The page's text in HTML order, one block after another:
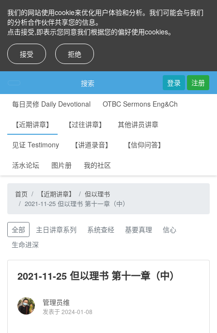
我们的网站使用cookie来优化用户体验和分析。我们可能会与我们
的分析合作伙伴共享您的信息。
点击接受,即表示您同意我们根据您的偏好使用cookies。
接受 拒绝
搜索 登录 注册
每日灵修 Daily Devotional OTBC Sermons Eng&Ch
【近期讲章】 【过往讲章】 其他讲员讲章
见证 Testimony 【讲道录音】 【信仰问答】
活水论坛 图片册 我的社区
首页 【近期讲章】
但以理书
2021-11-25 但以理书 第十一章（中）
全部 主日讲章系列 系统查经 基要真理
信心
生命进深
2021-11-25 但以理书 第十一章（中）
管理员维
发表于 2024-01-08